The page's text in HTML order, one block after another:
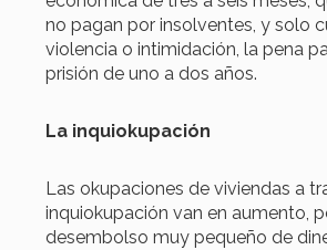
no pagan por insolventes, y solo
violencia o intimidación, la pena
prisión de uno a dos años.
La inquiokupación
Las okupaciones de viviendas a
inquiokupación van en aumento,
desembolso muy pequeño de